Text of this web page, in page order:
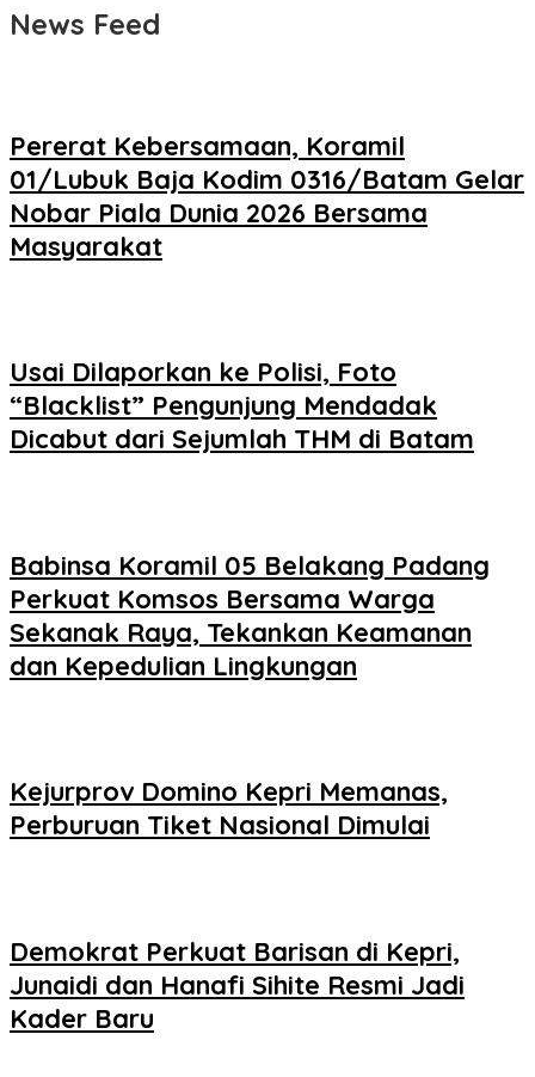
News Feed
Pererat Kebersamaan, Koramil
01/Lubuk Baja Kodim 0316/Batam Gelar
Nobar Piala Dunia 2026 Bersama
Masyarakat
Usai Dilaporkan ke Polisi, Foto
“Blacklist” Pengunjung Mendadak
Dicabut dari Sejumlah THM di Batam
Babinsa Koramil 05 Belakang Padang
Perkuat Komsos Bersama Warga
Sekanak Raya, Tekankan Keamanan
dan Kepedulian Lingkungan
Kejurprov Domino Kepri Memanas,
Perburuan Tiket Nasional Dimulai
Demokrat Perkuat Barisan di Kepri,
Junaidi dan Hanafi Sihite Resmi Jadi
Kader Baru